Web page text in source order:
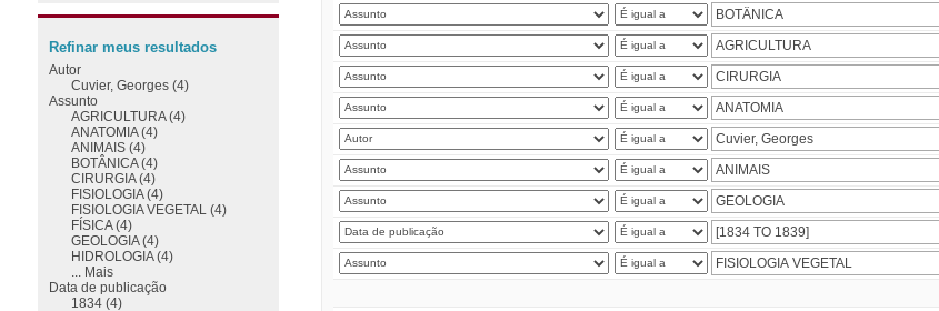
Refinar meus resultados
Autor
Cuvier, Georges (4)
Assunto
AGRICULTURA (4)
ANATOMIA (4)
ANIMAIS (4)
BOTÂNICA (4)
CIRURGIA (4)
FISIOLOGIA (4)
FISIOLOGIA VEGETAL (4)
FÍSICA (4)
GEOLOGIA (4)
HIDROLOGIA (4)
... Mais
Data de publicação
1834 (4)